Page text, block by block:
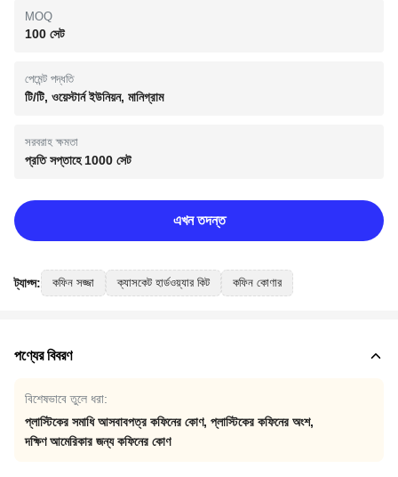
MOQ
100 সেট
পেমেন্ট পদ্ধতি
টি/টি, ওয়েস্টার্ন ইউনিয়ন, মানিগ্রাম
সরবরাহ ক্ষমতা
প্রতি সপ্তাহে 1000 সেট
এখন তদন্ত
ট্যাগ্স: কফিন সজ্জা ক্যাসকেট হার্ডওয়্যার কিট কফিন কোণার
পণ্যের বিবরণ
বিশেষভাবে তুলে ধরা:
প্লাস্টিকের সমাধি আসবাবপত্র কফিনের কোণ, প্লাস্টিকের কফিনের অংশ,
দক্ষিণ আমেরিকার জন্য কফিনের কোণ